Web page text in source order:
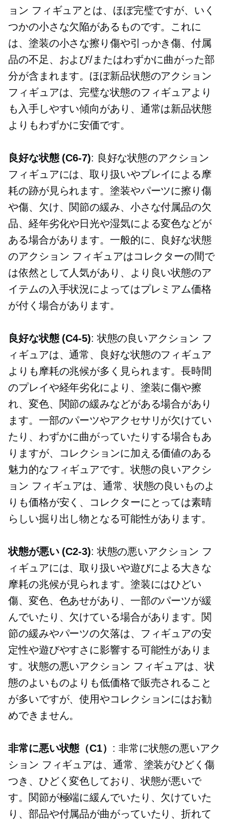
ョン フィギュアとは、ほぼ完璧ですが、いく
つかの小さな欠陥があるものです。これに
は、塗装の小さな擦り傷や引っかき傷、付属
品の不足、および/またはわずかに曲がった部
分が含まれます。ほぼ新品状態のアクション
フィギュアは、完璧な状態のフィギュアより
も入手しやすい傾向があり、通常は新品状態
よりもわずかに安価です。
良好な状態 (C6-7): 良好な状態のアクション
フィギュアには、取り扱いやプレイによる摩
耗の跡が見られます。塗装やパーツに擦り傷
や傷、欠け、関節の緩み、小さな付属品の欠
品、経年劣化や日光や湿気による変色などが
ある場合があります。一般的に、良好な状態
のアクション フィギュアはコレクターの間で
は依然として人気があり、より良い状態のア
イテムの入手状況によってはプレミアム価格
が付く場合があります。
良好な状態 (C4-5): 状態の良いアクション フ
ィギュアは、通常、良好な状態のフィギュア
よりも摩耗の兆候が多く見られます。長時間
のプレイや経年劣化により、塗装に傷や擦
れ、変色、関節の緩みなどがある場合があり
ます。一部のパーツやアクセサリが欠けてい
たり、わずかに曲がっていたりする場合もあ
りますが、コレクションに加える価値のある
魅力的なフィギュアです。状態の良いアクシ
ョン フィギュアは、通常、状態の​​良いものよ
りも価格が安く、コレクターにとっては素晴
らしい掘り出し物となる可能性があります。
状態が悪い (C2-3): 状態の悪いアクション フ
ィギュアには、取り扱いや遊びによる大きな
摩耗の兆候が見られます。塗装にはひどい
傷、変色、色あせがあり、一部のパーツが緩
んでいたり、欠けている場合があります。関
節の緩みやパーツの欠落は、フィギュアの安
定性や遊びやすさに影響する可能性がありま
す。状態の悪いアクション フィギュアは、状
態のよいものよりも低価格で販売されること
が多いですが、使用やコレクションにはお勧
めできません。
非常に悪い状態（C1） : 非常に状態の悪いアク
ション フィギュアは、通常、塗装がひどく傷
つき、ひどく変色しており、状態が悪いで
す。関節が極端に緩んでいたり、欠けていた
り、部品や付属品が曲がっていたり、折れて